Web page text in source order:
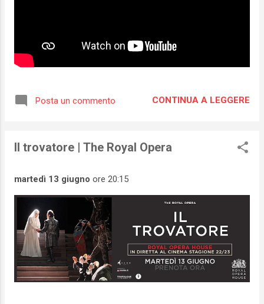
Posta un commento CONTINUA A LEGGERE
Il trovatore | The Royal Opera
martedì 13 giugno ore 20:15